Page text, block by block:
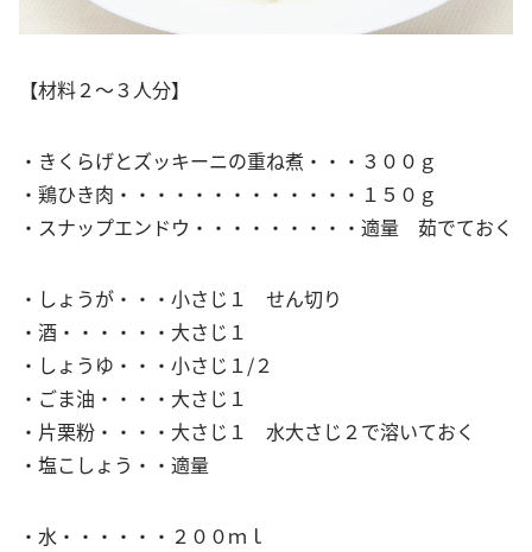
【材料２～３人分】
・きくらげとズッキーニの重ね煮・・・３００ｇ
・鶏ひき肉・・・・・・・・・・・・・１５０ｇ
・スナップエンドウ・・・・・・・・・適量 茹でておく
・しょうが・・・小さじ１ せん切り
・酒・・・・・・大さじ１
・しょうゆ・・・小さじ１/２
・ごま油・・・・大さじ１
・片栗粉・・・・大さじ１ 水大さじ２で溶いておく
・塩こしょう・・適量
・水・・・・・・２００ｍｌ